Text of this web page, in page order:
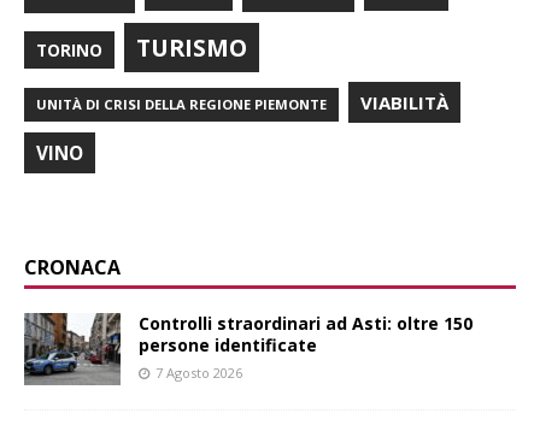
TORINO TURISMO
UNITÀ DI CRISI DELLA REGIONE PIEMONTE VIABILITÀ
VINO
CRONACA
Controlli straordinari ad Asti: oltre 150
persone identificate
7 Agosto 2026